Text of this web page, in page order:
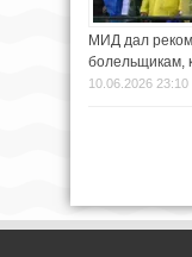
МИД дал
болельщикам,
10.06.2026 23:10